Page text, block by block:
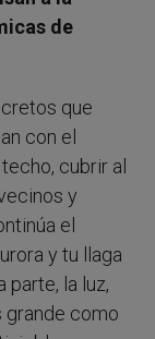
de
que
con el
cubrir al
y
el
y tu llaga
parte, la luz,
grande como